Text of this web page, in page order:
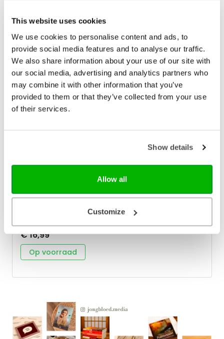
This website uses cookies
We use cookies to personalise content and ads, to
provide social media features and to analyse our traffic.
We also share information about your use of our site with
our social media, advertising and analytics partners who
may combine it with other information that you’ve
provided to them or that they’ve collected from your use
of their services.
Show details
Allow all
Customize
Max Lucado Agenda 2027 - klein
• met voor elke week een bemoedigend citaat van
Max Lucado • de agenda’s onderscheiden zich door
de zorgvuldige vormgeving van het binnenwerk;
met warme illustraties in de nieuwste trendkleuren •
inclusief vier korte overdenkingen • met veel
notitieruimte • het weekoverzicht begint op zondag
€ 16,99
Op voorraad